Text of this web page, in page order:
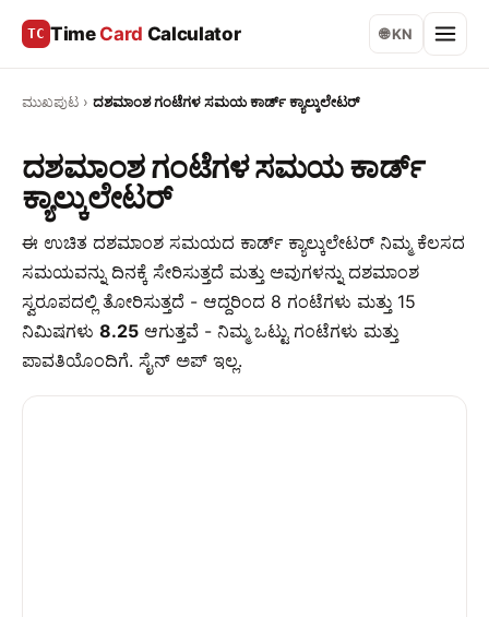
TC Time Card Calculator 🌐 KN
ಮುಖಪುಟ › ದಶಮಾಂಶ ಗಂಟೆಗಳ ಸಮಯ ಕಾರ್ಡ್ ಕ್ಯಾಲ್ಕುಲೇಟರ್
ದಶಮಾಂಶ ಗಂಟೆಗಳ ಸಮಯ ಕಾರ್ಡ್
ಕ್ಯಾಲ್ಕುಲೇಟರ್
ಈ ಉಚಿತ ದಶಮಾಂಶ ಸಮಯದ ಕಾರ್ಡ್ ಕ್ಯಾಲ್ಕುಲೇಟರ್ ನಿಮ್ಮ ಕೆಲಸದ
ಸಮಯವನ್ನು ದಿನಕ್ಕೆ ಸೇರಿಸುತ್ತದೆ ಮತ್ತು ಅವುಗಳನ್ನು ದಶಮಾಂಶ
ಸ್ವರೂಪದಲ್ಲಿ ತೋರಿಸುತ್ತದೆ - ಆದ್ದರಿಂದ 8 ಗಂಟೆಗಳು ಮತ್ತು 15
ನಿಮಿಷಗಳು 8.25 ಆಗುತ್ತವೆ - ನಿಮ್ಮ ಒಟ್ಟು ಗಂಟೆಗಳು ಮತ್ತು
ಪಾವತಿಯೊಂದಿಗೆ. ಸೈನ್ ಅಪ್ ಇಲ್ಲ.